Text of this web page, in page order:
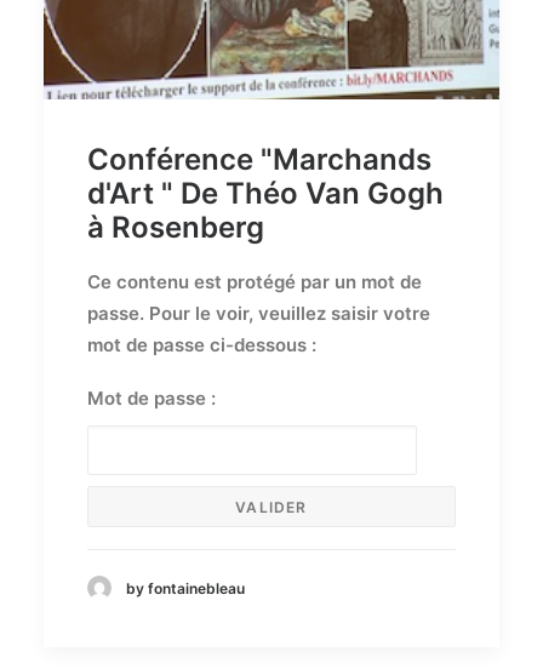
Conférence "Marchands
d'Art " De Théo Van Gogh
à Rosenberg
Ce contenu est protégé par un mot de
passe. Pour le voir, veuillez saisir votre
mot de passe ci-dessous :
Mot de passe :
by fontainebleau